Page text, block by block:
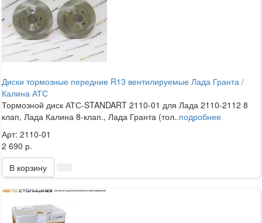
Диски тормозные передние R13 вентилируемые Лада Гранта /
Калина АТС
Тормозной диск АТС-STANDART 2110-01 для Лада 2110-2112 8
клап, Лада Калина 8-клап., Лада Гранта (тол..подробнее
Арт: 2110-01
2 690 р.
В корзину